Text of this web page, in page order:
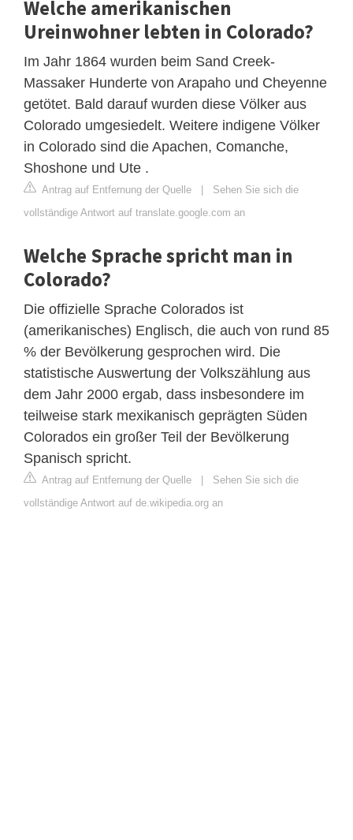
Welche amerikanischen
Ureinwohner lebten in Colorado?
Im Jahr 1864 wurden beim Sand Creek-
Massaker Hunderte von Arapaho und Cheyenne
getötet. Bald darauf wurden diese Völker aus
Colorado umgesiedelt. Weitere indigene Völker
in Colorado sind die Apachen, Comanche,
Shoshone und Ute .
Antrag auf Entfernung der Quelle
Sehen Sie sich die
vollständige Antwort auf translate.google.com an
Welche Sprache spricht man in
Colorado?
Die offizielle Sprache Colorados ist
(amerikanisches) Englisch, die auch von rund 85
% der Bevölkerung gesprochen wird. Die
statistische Auswertung der Volkszählung aus
dem Jahr 2000 ergab, dass insbesondere im
teilweise stark mexikanisch geprägten Süden
Colorados ein großer Teil der Bevölkerung
Spanisch spricht.
Antrag auf Entfernung der Quelle
Sehen Sie sich die
vollständige Antwort auf de.wikipedia.org an